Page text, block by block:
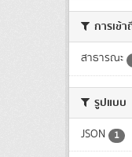
การเข้
สาธารณะ
รูปแบบ
JSON 1